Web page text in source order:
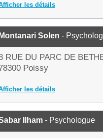
les détails
Montanari Solen -
RUE DU PARC DE
Poissy
les détails
Ilham - Psychologue